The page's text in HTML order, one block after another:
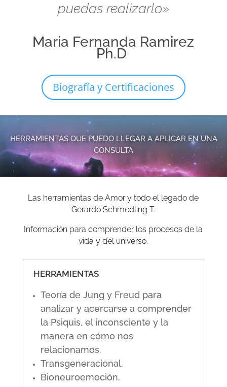
puedas realizarlo»
Maria Fernanda Ramirez
Ph.D
Biografía y Certificaciones
HERRAMIENTAS QUE PUEDO LLEGAR A APLICAR EN UNA
CONSULTA
Las herramientas de Amor y todo el legado de
Gerardo Schmedling T.
Información para comprender los procesos de la
vida y del universo.
HERRAMIENTAS
Teoría de Jung y Freud para
analizar y acercarse a comprender
la Psiquis, el inconsciente y la
manera en cómo nos
relacionamos.
Transgeneracional.
Bioneuroemoción.